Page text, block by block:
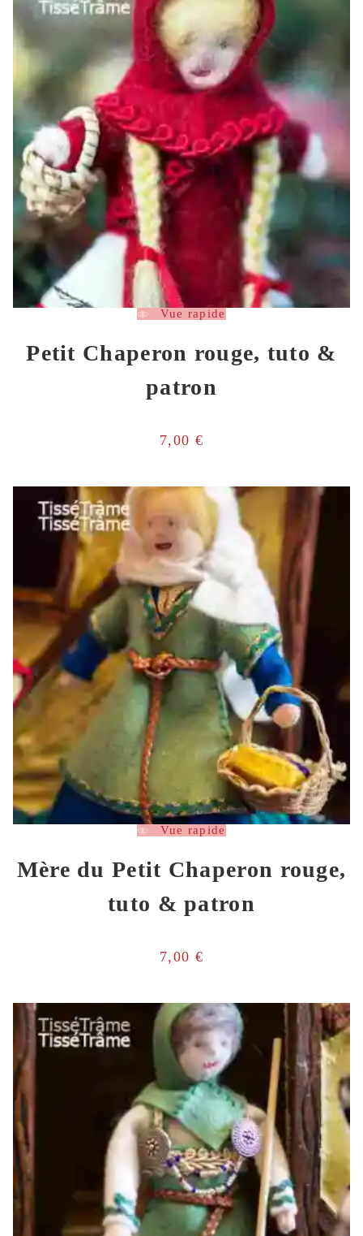
Vue rapide
Petit Chaperon rouge, tuto &
patron
7,00 €
Vue rapide
Mère du Petit Chaperon rouge,
tuto & patron
7,00 €